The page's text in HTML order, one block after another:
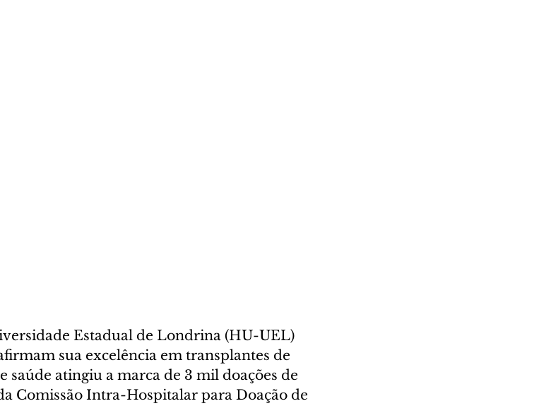
Estadual de Londrina (HU-UEL)
sua excelência em transplantes de
saúde atingiu a marca de 3 mil doações de
Comissão Intra-Hospitalar para Doação de